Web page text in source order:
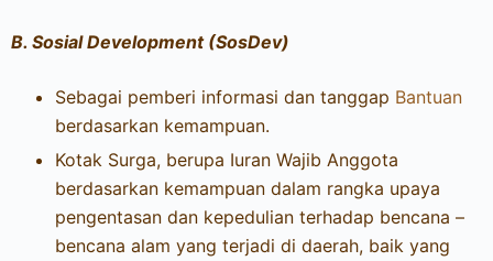
B. Sosial Development (SosDev)
Sebagai pemberi informasi dan tanggap Bantuan
berdasarkan kemampuan.
Kotak Surga, berupa Iuran Wajib Anggota
berdasarkan kemampuan dalam rangka upaya
pengentasan dan kepedulian terhadap bencana –
bencana alam yang terjadi di daerah, baik yang